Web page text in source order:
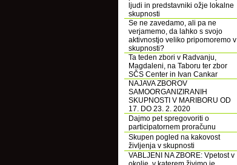
ljudi in predstavniki ožje lokalne
skupnosti
Se ne zavedamo, ali pa ne
verjamemo, da lahko s svojo
aktivnostjo veliko pripomoremo v
skupnosti?
Ta teden zbori v Radvanju,
Magdaleni, na Taboru ter zbor
SČS Center in Ivan Cankar
NAJAVA ZBOROV
SAMOORGANIZIRANIH
SKUPNOSTI V MARIBORU OD
17. DO 23. 2. 2020
Dajmo pet spregovoriti o
participatornem proračunu
Skupen pogled na kakovost
življenja v skupnosti
VABLJENI NA ZBORE: Vpetost v